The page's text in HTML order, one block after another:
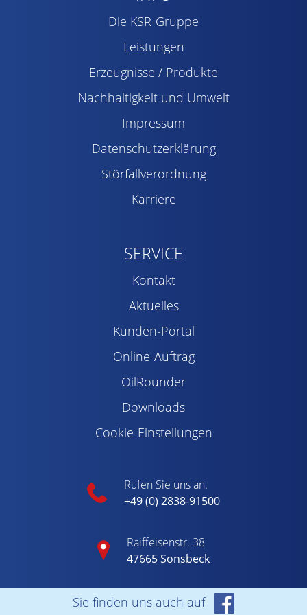
Die KSR-Gruppe
Leistungen
Erzeugnisse / Produkte
Nachhaltigkeit und Umwelt
Impressum
Datenschutzerklärung
Störfallverordnung
Karriere
SERVICE
Kontakt
Aktuelles
Kunden-Portal
Online-Auftrag
OilRounder
Downloads
Cookie-Einstellungen
Rufen Sie uns an.
+49 (0) 2838-91500
Raiffeisenstr. 38
47665 Sonsbeck
Sie finden uns auch auf